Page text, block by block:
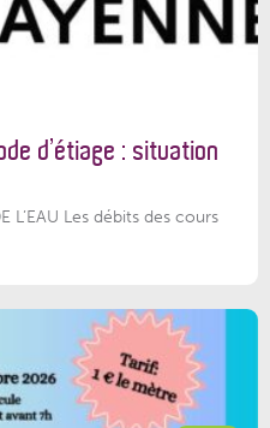
d’étiage : situation
L’EAU Les débits des cours